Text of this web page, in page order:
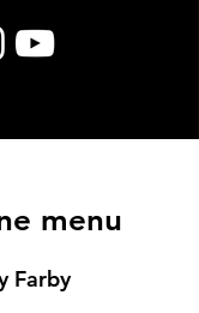
menu
Farby